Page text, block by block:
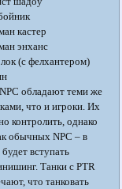
кастер
энханс
(с фелхантером)
обладают теми же
что и игроки. Их
контролить, однако
обычных NPC – в
будет вступать
Танки с PTR
что танковать